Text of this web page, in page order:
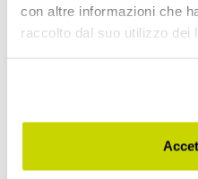
con altre informazioni che
raccolto dal suo utilizzo dei